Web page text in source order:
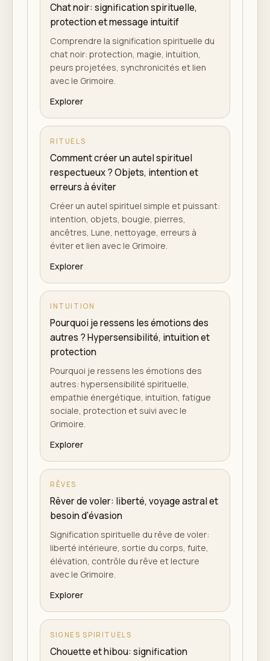
Chat noir: signification spirituelle,
protection et message intuitif
Comprendre la signification spirituelle du
chat noir: protection, magie, intuition,
peurs projetées, synchronicités et lien
avec le Grimoire.
Explorer
RITUELS
Comment créer un autel spirituel
respectueux ? Objets, intention et
erreurs à éviter
Créer un autel spirituel simple et puissant:
intention, objets, bougie, pierres,
ancêtres, Lune, nettoyage, erreurs à
éviter et lien avec le Grimoire.
Explorer
INTUITION
Pourquoi je ressens les émotions des
autres ? Hypersensibilité, intuition et
protection
Pourquoi je ressens les émotions des
autres: hypersensibilité spirituelle,
empathie énergétique, intuition, fatigue
sociale, protection et suivi avec le
Grimoire.
Explorer
RÊVES
Rêver de voler: liberté, voyage astral et
besoin d'évasion
Signification spirituelle du rêve de voler:
liberté intérieure, sortie du corps, fuite,
élévation, contrôle du rêve et lecture
avec le Grimoire.
Explorer
SIGNES SPIRITUELS
Chouette et hibou: signification